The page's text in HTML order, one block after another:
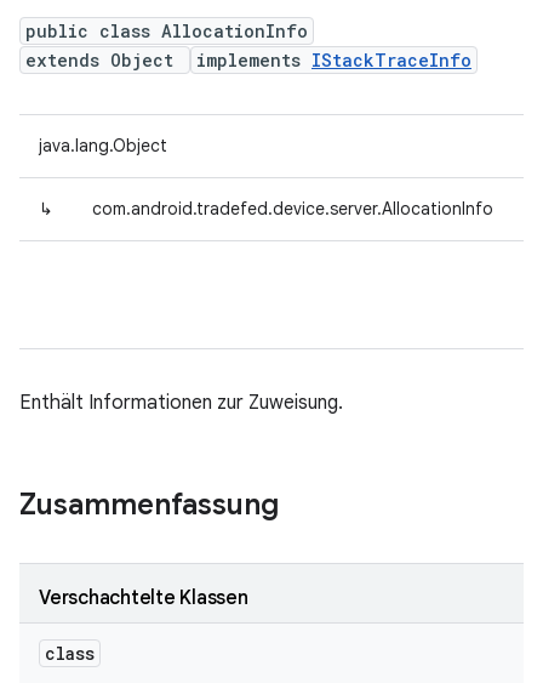
public class AllocationInfo
extends Object
implements IStackTraceInfo
java.lang.Object
↳ com.android.tradefed.device.server.AllocationInfo
Enthält Informationen zur Zuweisung.
Zusammenfassung
Verschachtelte Klassen
class